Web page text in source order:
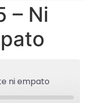
– Ni
ni empato